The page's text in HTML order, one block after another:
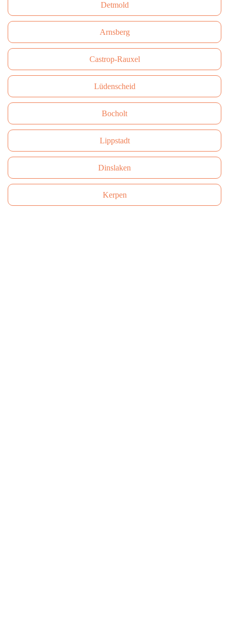
Detmold
Arnsberg
Castrop-Rauxel
Lüdenscheid
Bocholt
Lippstadt
Dinslaken
Kerpen